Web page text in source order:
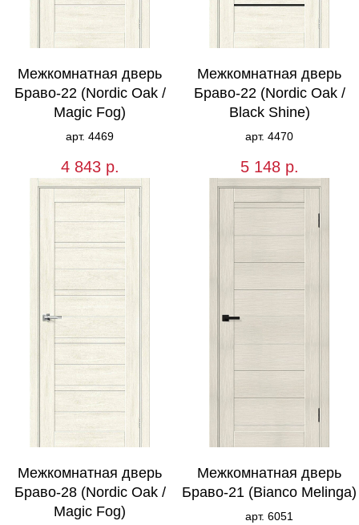
Межкомнатная дверь
Браво-22 (Nordic Oak /
Magic Fog)
арт. 4469
4 843 р.
Межкомнатная дверь
Браво-22 (Nordic Oak /
Black Shine)
арт. 4470
5 148 р.
Межкомнатная дверь
Браво-28 (Nordic Oak /
Magic Fog)
Межкомнатная дверь
Браво-21 (Bianco Melinga)
арт. 6051